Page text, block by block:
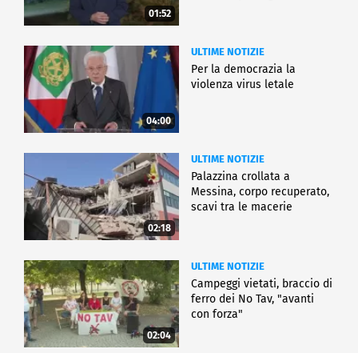
01:52
04:00
ULTIME NOTIZIE
Per la democrazia la
violenza virus letale
02:18
ULTIME NOTIZIE
Palazzina crollata a
Messina, corpo recuperato,
scavi tra le macerie
02:04
ULTIME NOTIZIE
Campeggi vietati, braccio di
ferro dei No Tav, "avanti
con forza"